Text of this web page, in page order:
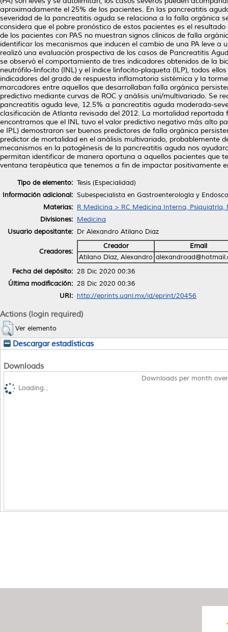
aproximadamente el 25% de los pacientes. En las pancreatitis
severidad de la pancreatitis aguda se relaciona a la falla orgánica
considera que el pobre pronóstico de estos pacientes es el
de los pacientes con PAS no muestran signos clínicos de falla
identificar los mecanismos que inducen el cambio de una PA leve a
realizó una evaluación prospectiva de los casos de Pancreatitis
se observó el comportamiento de tres indicadores obtenidos de la
neutrófilo-linfocito (INL) y el índice linfocito-plaqueta (ILP), todos
indicadores del grado de respuesta inflamatoria sistémica y la
marcadores entre aquellos que desarrollaban falla orgánica
predictivo mediante curvas de ROC y análisis uni/multivariado. Se
pancreatitis aguda leve, 12.5% a pancreatitis aguda moderada-
clasificación de Atlanta revisada del 2012. La mortalidad
encontramos que el INL tuvo el valor predictivo negativo más alto
e IPL) demostraron ser buenos predictores de falla orgánica
predictor de mortalidad en el análisis multivariado, probablemente
mecanismos en la patogénesis de la pancreatitis aguda nos
permitan identificar de manera oportuna a aquellos pacientes que
ventana terapéutica que tenemos a fin de impactar positivamente
Tipo de elemento: Tesis (Especialidad)
Información adicional: Subespecialista en Gastroenterología y
Materias: R Medicina > RC Medicina Interna, Psiquiatría,
Divisiones: Medicina
Usuario depositante: Dr Alexandro Atilano Diaz
Creadores:
Creador
Email
Atilano Díaz, Alexandro
Fecha del depósito: 28 Dic 2020 00:36
Última modificación: 28 Dic 2020 00:36
URI: http://eprints.uanl.mx/id/eprint/20456
Actions (login required)
Ver elemento
Descargar estadísticas
Downloads
Downloads per month
Loading...